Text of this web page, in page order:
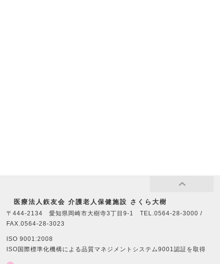
医療法⼈鉃友会 介護老人保健施設 さくら大樹
〒444-2134 愛知県岡崎市大樹寺3丁目9-1 TEL.0564-28-3000 /
FAX.0564-28-3023
ISO 9001:2008
ISO国際標準化機構による品質マネジメントシステム9001認証を取得